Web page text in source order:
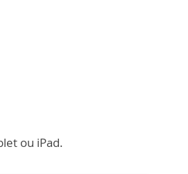
ou iPad.